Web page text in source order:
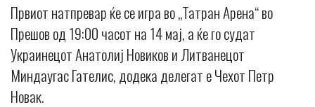
Првиот натпревар ќе се игра во „Татран Арена“ во
Прешов од 19:00 часот на 14 мај, а ќе го судат
Украинецот Анатолиј Новиков и Литванецот
Миндаугас Гателис, додека делегат е Чехот Петр
Новак.